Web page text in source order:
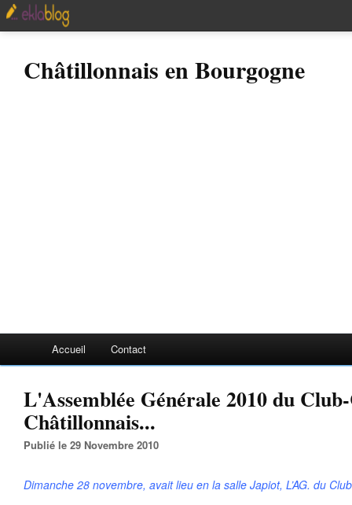
Châtillonnais en Bourgogne
Accueil Contact
L'Assemblée Générale 2010 du
Châtillonnais...
Publié le 29 Novembre 2010
Dimanche 28 novembre, avait lieu en la salle Japiot, L’AG. du